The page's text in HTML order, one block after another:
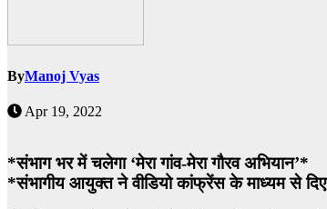
ByManoj Vyas
Apr 19, 2022
*संभाग भर में चलेगा ‘मेरा गांव-मेरा गौरव अभियान’*
*संभागीय आयुक्त ने वीडियो कांफ्रेंस के माध्यम से दिए